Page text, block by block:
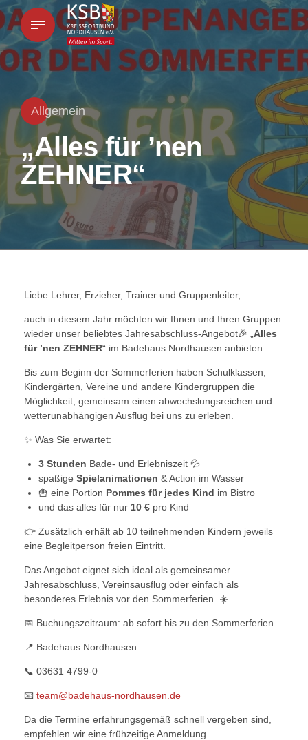
Allgemein
„Alles für ’nen
ZEHNER“
Liebe Lehrer, Erzieher, Trainer und Gruppenleiter,
auch in diesem Jahr möchten wir Ihnen und Ihren Gruppen
wieder unser beliebtes Jahresabschluss-Angebot🎉 „ Alles
für ’nen ZEHNER“ im Badehaus Nordhausen anbieten.
Bis zum Beginn der Sommerferien haben Schulklassen,
Kindergärten, Vereine und andere Kindergruppen die
Möglichkeit, gemeinsam einen abwechslungsreichen und
wetterunabhängigen Ausflug bei uns zu erleben.
✨ Was Sie erwartet:
3 Stunden Bade- und Erlebniszeit 💦
spaßige Spielanimationen & Action im Wasser
🍟 eine Portion Pommes für jedes Kind im Bistro
und das alles für nur 10 € pro Kind
👉 Zusätzlich erhält ab 10 teilnehmenden Kindern jeweils
eine Begleitperson freien Eintritt.
Das Angebot eignet sich ideal als gemeinsamer
Jahresabschluss, Vereinsausflug oder einfach als
besonderes Erlebnis vor den Sommerferien. ☀️
📅 Buchungszeitraum: ab sofort bis zu den Sommerferien
📍 Badehaus Nordhausen
📞 03631 4799-0
📧 team@badehaus-nordhausen.de
Da die Termine erfahrungsgemäß schnell vergeben sind,
empfehlen wir eine frühzeitige Anmeldung.